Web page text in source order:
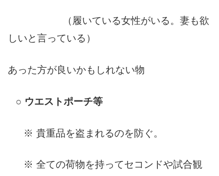
（履いている女性がいる。妻も欲
しいと言っている）
あった方が良いかもしれない物
○ ウエストポーチ等
※ 貴重品を盗まれるのを防ぐ。
※ 全ての荷物を持ってセコンドや試合観